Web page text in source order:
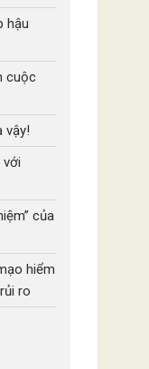
hậu
cuộc
vậy!
với
của
hiểm
ro